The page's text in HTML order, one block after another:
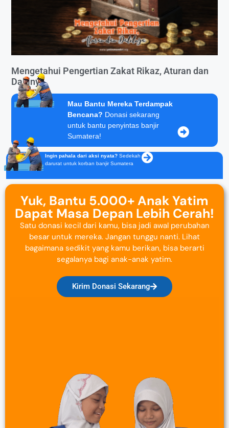
Mengetahui Pengertian Zakat Rikaz, Aturan dan
Dalilnya
Mau Bantu Mereka Terdampak
Bencana? Donasi sekarang
untuk bantu penyintas banjir
Sumatera!
Ingin pahala dari aksi nyata? Sedekah
darurat untuk korban banjir Sumatera
Yuk, Bantu 5.000+ Anak Yatim
Dapat Masa Depan Lebih Cerah!
Satu donasi kecil dari kamu, bisa jadi awal perubahan
besar untuk mereka. Jangan tunggu nanti. Lihat
bagaimana sedikit yang kamu berikan, bisa berarti
segalanya bagi anak-anak yatim.
Kirim Donasi Sekarang